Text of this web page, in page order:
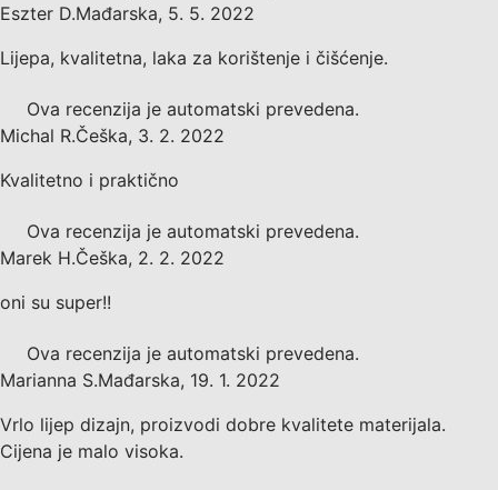
Eszter D.Mađarska, 5. 5. 2022
Lijepa, kvalitetna, laka za korištenje i čišćenje.
Ova recenzija je automatski prevedena.
Michal R.Češka, 3. 2. 2022
Kvalitetno i praktično
Ova recenzija je automatski prevedena.
Marek H.Češka, 2. 2. 2022
oni su super!!
Ova recenzija je automatski prevedena.
Marianna S.Mađarska, 19. 1. 2022
Vrlo lijep dizajn, proizvodi dobre kvalitete materijala.
Cijena je malo visoka.